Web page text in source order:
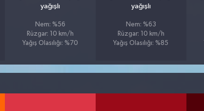
yağışlı
Nem: %56
Rüzgar: 10 km/h
Yağış Olasılığı: %70
yağışlı
Nem: %63
Rüzgar: 10 km/h
Yağış Olasılığı: %85